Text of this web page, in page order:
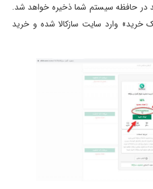
در حافظه سیستم شما ذخیره خواهد شد.
خرید» وارد سایت سازکالا شده و خرید